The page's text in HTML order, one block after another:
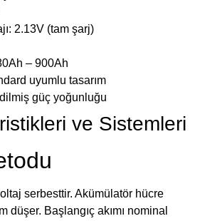
2.13V (tam şarj)
– 900Ah
uyumlu tasarım
güç yoğunluğu
ve Sistemleri
serbesttir. Akümülatör hücre
düşer. Başlangıç akımı nominal